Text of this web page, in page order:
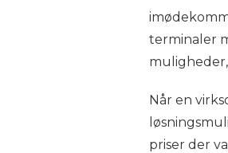
terminaler
Når en
priser der